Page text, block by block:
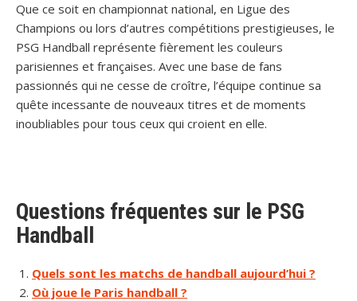
Que ce soit en championnat national, en Ligue des
Champions ou lors d’autres compétitions prestigieuses, le
PSG Handball représente fièrement les couleurs
parisiennes et françaises. Avec une base de fans
passionnés qui ne cesse de croître, l’équipe continue sa
quête incessante de nouveaux titres et de moments
inoubliables pour tous ceux qui croient en elle.
Questions fréquentes sur le PSG
Handball
Quels sont les matchs de handball aujourd’hui ?
Où joue le Paris handball ?